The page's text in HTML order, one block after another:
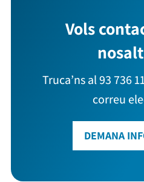
Vols
Truca’ns al 93 736
correu
DEMANA